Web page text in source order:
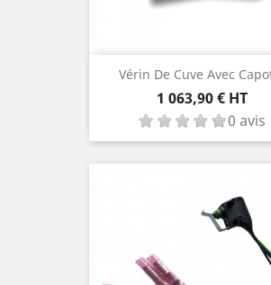
Vérin De Cuve Avec
Prix
1 063,90 € HT
0 avis